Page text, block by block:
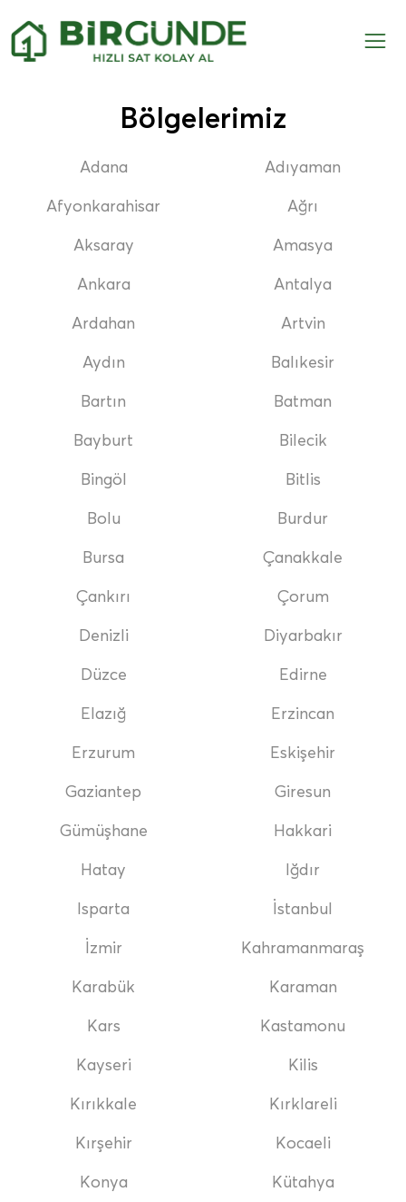
Bölgelerimiz
Adana
Adıyaman
Afyonkarahisar
Ağrı
Aksaray
Amasya
Ankara
Antalya
Ardahan
Artvin
Aydın
Balıkesir
Bartın
Batman
Bayburt
Bilecik
Bingöl
Bitlis
Bolu
Burdur
Bursa
Çanakkale
Çankırı
Çorum
Denizli
Diyarbakır
Düzce
Edirne
Elazığ
Erzincan
Erzurum
Eskişehir
Gaziantep
Giresun
Gümüşhane
Hakkari
Hatay
Iğdır
Isparta
İstanbul
İzmir
Kahramanmaraş
Karabük
Karaman
Kars
Kastamonu
Kayseri
Kilis
Kırıkkale
Kırklareli
Kırşehir
Kocaeli
Konya
Kütahya